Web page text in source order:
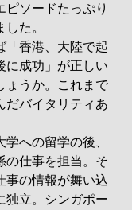
ピソードたっぷり
た。
「香港、大陸で起
に成功」が正しい
ょうか。これまで
だバイタリティあ
への留学の後、
の仕事を担当。そ
事の情報が舞い込
独立。シンガポー